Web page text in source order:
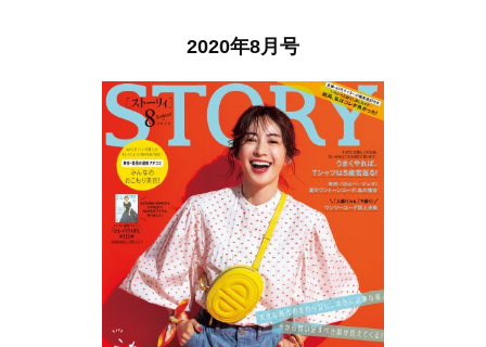
ママとパパに贈る「ジェンダーレ
人気の40代髪型・ヘア
2020年8月号